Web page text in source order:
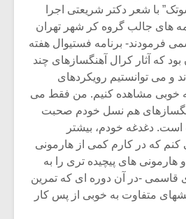
با شعر دکتر شریعتی اجرا
های جالب گروه کر شهر تهران
فرمودند- برنامه فستیوال هفته
که آثار کرال آهنگسازهای چند
و می توانستیم رویکردهای
به خوبی مشاهده کنیم. من فقط می
هم نسل خودم صحبت
دغدغه خودم، بیشتر
که در کارم کمی از هارمونی
های پیچیده تری را به
قاسمی -در آن دوره ای که تمرین
متفاوت به خوبی از پس کار